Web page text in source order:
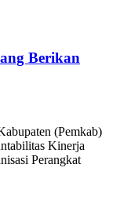
Berikan
(Pemkab)
Kinerja
Perangkat